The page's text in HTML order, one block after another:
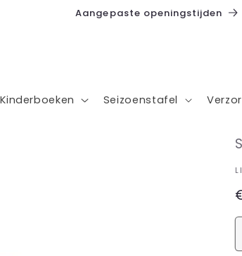
Aangepaste openingstijden
Kinderboeken Seizoenstafel